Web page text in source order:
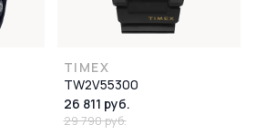
TIMEX
TW2V55300
26 811 руб.
29 790 руб.